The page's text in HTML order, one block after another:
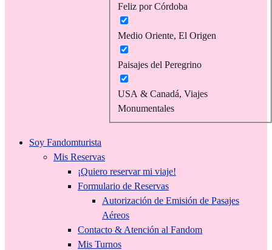
Feliz por Córdoba
Medio Oriente, El Origen
Paisajes del Peregrino
USA & Canadá, Viajes
Monumentales
Soy Fandomturista
Mis Reservas
¡Quiero reservar mi viaje!
Formulario de Reservas
Autorización de Emisión de Pasajes
Aéreos
Contacto & Atención al Fandom
Mis Turnos